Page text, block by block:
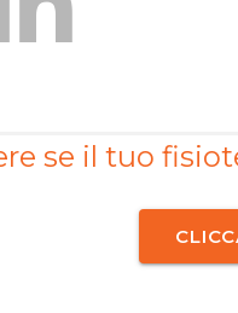
se il tuo